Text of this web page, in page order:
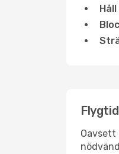
Oavsett